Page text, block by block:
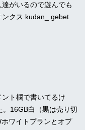
がいるので遊んでも
ンクス kudan_ gebet
ト欄で書いてるけ
。16GB白（黒は売り切
ワイトプランとオプ